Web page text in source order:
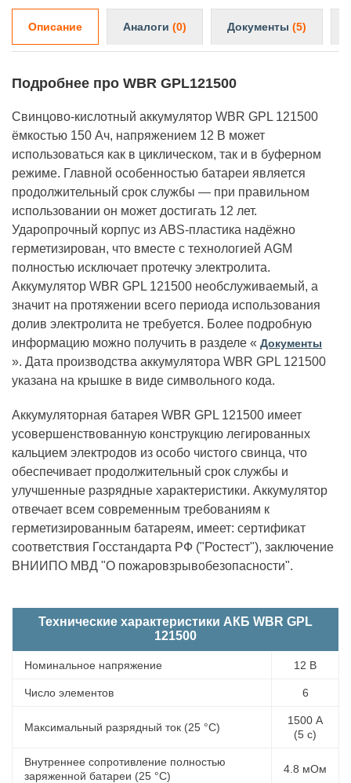
Описание Аналоги (0) Документы (5)
Подробнее про WBR GPL121500
Свинцово-кислотный аккумулятор WBR GPL 121500
ёмкостью 150 Ач, напряжением 12 В может
использоваться как в циклическом, так и в буферном
режиме. Главной особенностью батареи является
продолжительный срок службы — при правильном
использовании он может достигать 12 лет.
Ударопрочный корпус из ABS-пластика надёжно
герметизирован, что вместе с технологией AGM
полностью исключает протечку электролита.
Аккумулятор WBR GPL 121500 необслуживаемый, а
значит на протяжении всего периода использования
долив электролита не требуется. Более подробную
информацию можно получить в разделе « Документы
». Дата производства аккумулятора WBR GPL 121500
указана на крышке в виде символьного кода.
Аккумуляторная батарея WBR GPL 121500 имеет
усовершенствованную конструкцию легированных
кальцием электродов из особо чистого свинца, что
обеспечивает продолжительный срок службы и
улучшенные разрядные характеристики. Аккумулятор
отвечает всем современным требованиям к
герметизированным батареям, имеет: сертификат
соответствия Госстандарта РФ ("Ростест"), заключение
ВНИИПО МВД "О пожаровзрывобезопасности".
Технические характеристики АКБ WBR GPL
121500
Номинальное напряжение 12 В
Число элементов 6
Максимальный разрядный ток (25 °С)
1500 А
(5 с)
Внутреннее сопротивление полностью
заряженной батареи (25 °С)
4.8 мОм